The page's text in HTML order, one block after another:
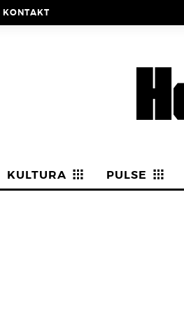
KONTAKT
KULTURA PULSE